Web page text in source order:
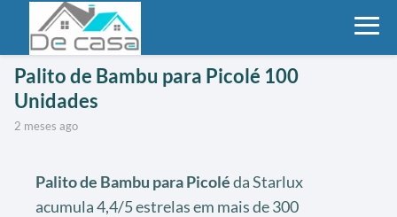
Palito de Bambu para Picolé 100
Unidades
2 meses ago
Palito de Bambu para Picoléda Starlux
acumula 4,4/5 estrelas em mais de 300